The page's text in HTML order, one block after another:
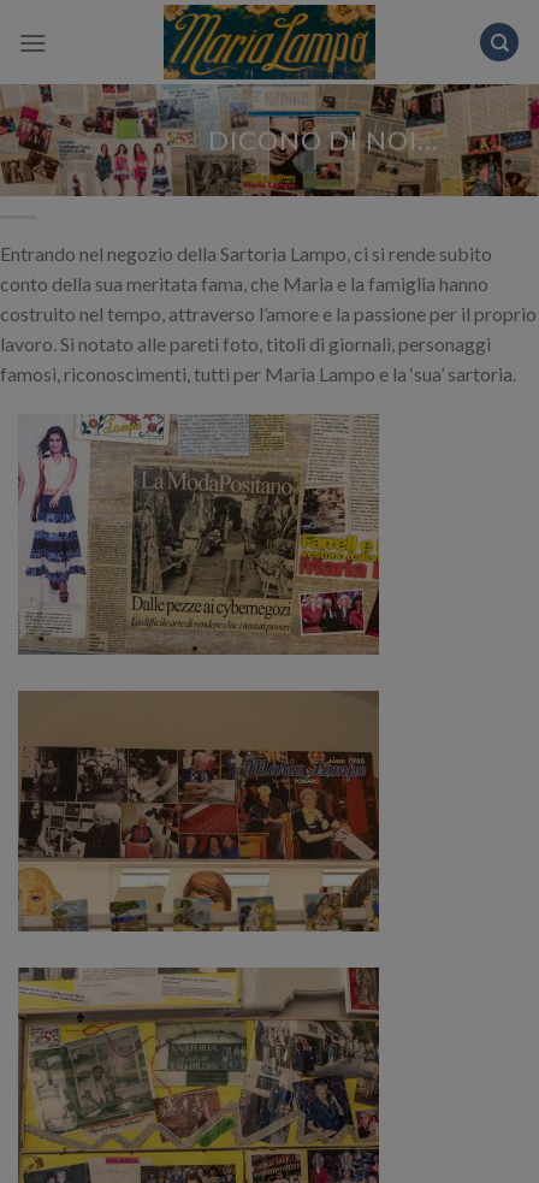
DICONO DI NOI…
Entrando nel negozio della Sartoria Lampo, ci si rende subito
conto della sua meritata fama, che Maria e la famiglia hanno
costruito nel tempo, attraverso l’amore e la passione per il proprio
lavoro. Si notato alle pareti foto, titoli di giornali, personaggi
famosi, riconoscimenti, tutti per Maria Lampo e la ‘sua’ sartoria.